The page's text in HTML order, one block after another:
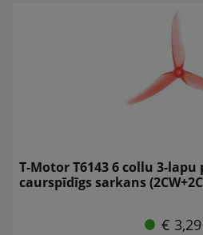
T-Motor T6143 6 collu 3-lapu
caurspīdīgs sarkans
€